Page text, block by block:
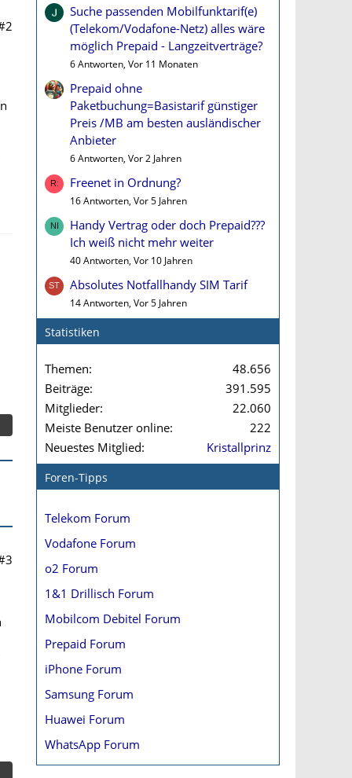
Suche passenden Mobilfunktarif(e)
(Telekom/Vodafone-Netz) alles wäre
möglich Prepaid - Langzeitverträge?
6 Antworten, Vor 11 Monaten
Prepaid ohne
Paketbuchung=Basistarif günstiger
Preis /MB am besten ausländischer
Anbieter
6 Antworten, Vor 2 Jahren
Freenet in Ordnung?
16 Antworten, Vor 5 Jahren
Handy Vertrag oder doch Prepaid???
Ich weiß nicht mehr weiter
40 Antworten, Vor 10 Jahren
Absolutes Notfallhandy SIM Tarif
14 Antworten, Vor 5 Jahren
Statistiken
Themen
48.656
Beiträge
391.595
Mitglieder
22.060
Meiste Benutzer online
222
Neuestes Mitglied
Kristallprinz
Foren-Tipps
Telekom Forum
Vodafone Forum
o2 Forum
1&1 Drillisch Forum
Mobilcom Debitel Forum
Prepaid Forum
iPhone Forum
Samsung Forum
Huawei Forum
WhatsApp Forum